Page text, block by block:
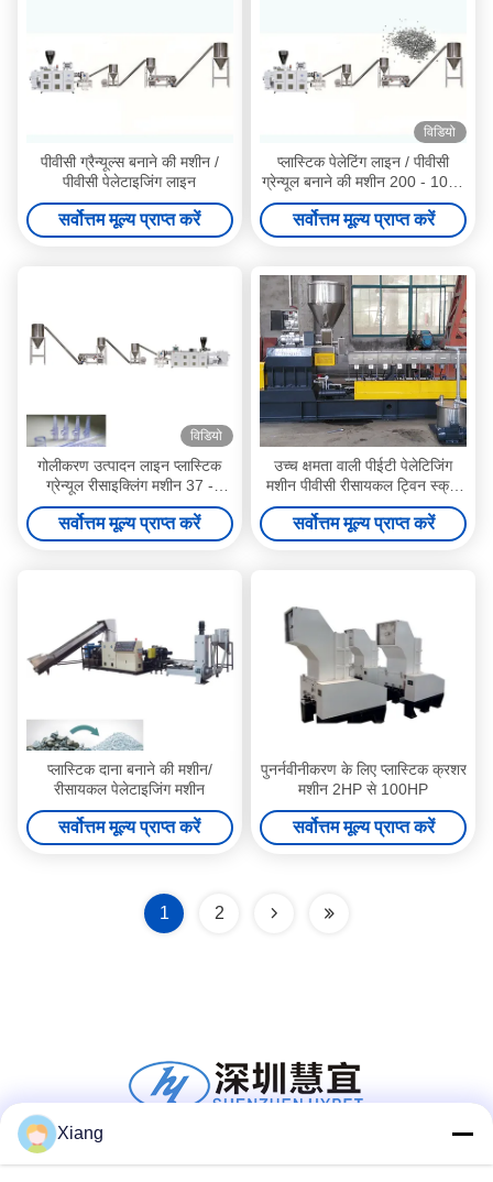
पीवीसी ग्रैन्यूल्स बनाने की मशीन /
पीवीसी पेलेटाइजिंग लाइन
सर्वोत्तम मूल्य प्राप्त करें
विडियो
प्लास्टिक पेलेटिंग लाइन / पीवीसी
ग्रेन्यूल बनाने की मशीन 200 - 1000
किलोग्राम/घंटा
सर्वोत्तम मूल्य प्राप्त करें
विडियो
गोलीकरण उत्पादन लाइन प्लास्टिक
ग्रेन्यूल रीसाइक्लिंग मशीन 37 -
132Kw
सर्वोत्तम मूल्य प्राप्त करें
उच्च क्षमता वाली पीईटी पेलेटिजिंग
मशीन पीवीसी रीसायकल ट्विन स्क्रू
एक्सट्रूडर वाटर फ्लशिंग स्ट्रैंड्स
पेलेटिजिंग लाइन
सर्वोत्तम मूल्य प्राप्त करें
प्लास्टिक दाना बनाने की मशीन/
रीसायकल पेलेटाइजिंग मशीन
सर्वोत्तम मूल्य प्राप्त करें
पुनर्नवीनीकरण के लिए प्लास्टिक क्रशर
मशीन 2HP से 100HP
सर्वोत्तम मूल्य प्राप्त करें
1 2
Xiang